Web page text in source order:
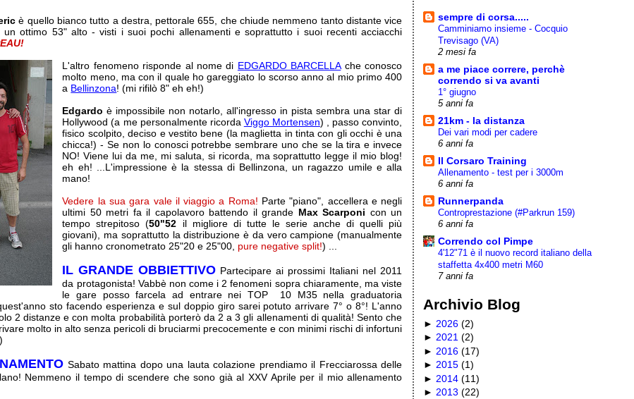
è quello bianco tutto a destra, pettorale 655, che chiude nemmeno tanto distante vice
un ottimo 53" alto - visti i suoi pochi allenamenti e soprattutto i suoi recenti acciacchi
L'altro fenomeno risponde al nome di EDGARDO BARCELLAche conosco
molto meno, ma con il quale ho gareggiato lo scorso anno al mio primo 400
a Bellinzona! (mi rifilò 8" eh eh!)
Edgardo è impossibile non notarlo, all'ingresso in pista sembra una star di
Hollywood (a me personalmente ricorda Viggo Mortensen) , passo convinto,
fisico scolpito, deciso e vestito bene (la maglietta in tinta con gli occhi è una
chicca!) - Se non lo conosci potrebbe sembrare uno che se la tira e invece
NO! Viene lui da me, mi saluta, si ricorda, ma soprattutto legge il mio blog!
eh eh! ...L'impressione è la stessa di Bellinzona, un ragazzo umile e alla
mano!
Vedere la sua gara vale il viaggio a Roma! Parte "piano", accellera e negli
ultimi 50 metri fa il capolavoro battendo il grande Max Scarponi con un
tempo strepitoso (50"52 il migliore di tutte le serie anche di quelli più
giovani), ma soprattutto la distribuzione è da vero campione (manualmente
gli hanno cronometrato 25"20 e 25"00, pure negative split!) ...
IL GRANDE OBBIETTIVO Partecipare ai prossimi Italiani nel 2011
da protagonista! Vabbè non come i 2 fenomeni sopra chiaramente, ma viste
le gare posso farcela ad entrare nei TOP 10 M35 nella graduatoria
sto facendo esperienza e sul doppio giro sarei potuto arrivare 7° o 8°! L'anno
2 distanze e con molta probabilità porterò da 2 a 3 gli allenamenti di qualità! Sento che
molto in alto senza pericoli di bruciarmi precocemente e con minimi rischi di infortuni
Sabato mattina dopo una lauta colazione prendiamo il Frecciarossa delle
Nemmeno il tempo di scendere che sono già al XXV Aprile per il mio allenamento
sempre di corsa.....
Camminiamo insieme - Cocquio
Trevisago (VA)
2 mesi fa
a me piace correre, perchè
correndo si va avanti
1° giugno
5 anni fa
21km - la distanza
Dei vari modi per cadere
6 anni fa
Il Corsaro Training
Allenamento - test per i 3000m
6 anni fa
Runnerpanda
Controprestazione (#Parkrun 159)
6 anni fa
Correndo col Pimpe
4'12"71 è il nuovo record italiano della
staffetta 4x400 metri M60
7 anni fa
Archivio Blog
► 2026 (2)
►2021 (2)
► 2016 (17)
►2015 (1)
► 2014 (11)
►2013 (22)